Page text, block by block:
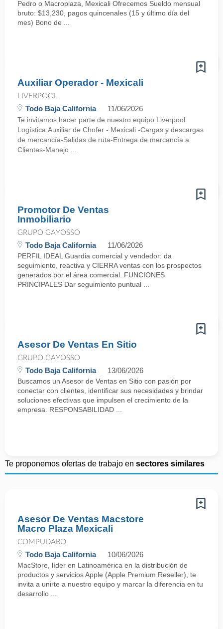
Pedro o Macroplaza, Mexicali Ofrecemos Sueldo mensual
bruto: $13,230, pagos quincenales (15 y último día del
mes) Bono de ...
Auxiliar Operador - Mexicali
LIVERPOOL
Todo Baja California 11/06/2026
Te invitamos hacer parte de nuestro equipo Liverpool
Logística:Auxiliar de Chofer - Mexicali -Cargas y descargas
de mercancía-Salidas de ruta-Entrega de mercancía a
Clientes-Manejo ...
Promotor De Ventas
Inmobiliario
GRUPO GAYOSSO
Todo Baja California 11/06/2026
PERFIL IDEAL Guardia comercial y vendedor: da
seguimiento, reactiva y CIERRA ventas con los prospectos
generados por el área comercial. FUNCIONES
PRINCIPALES Dar seguimiento puntual ...
Asesor De Ventas En Sitio
GRUPO GAYOSSO
Todo Baja California 13/06/2026
Buscamos un Asesor de Ventas en Sitio con pasión por
conectar con clientes, identificar sus necesidades y brindar
soluciones efectivas que impulsen el crecimiento de la
empresa. RESPONSABILIDAD ...
Te proponemos ofertas de trabajo en sectores similares
Asesor De Ventas Macstore
Macro Plaza Mexicali
COMPUDABO
Todo Baja California 10/06/2026
MacStore, líder en Latinoamérica en la distribución de
productos y servicios Apple (Apple Premium Reseller), te
invita a unirte a nuestro equipo y marcar la diferencia en tu
desarrollo ...